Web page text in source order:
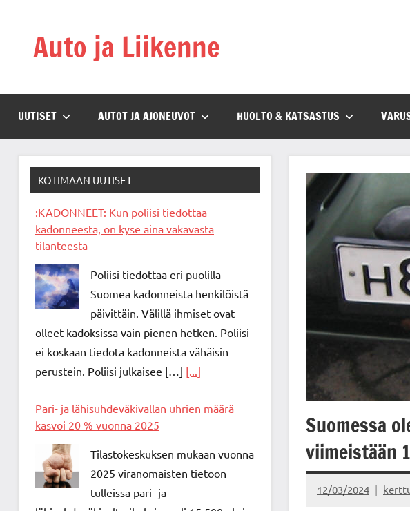
contentAuto ja Liikenne
UUTISET AUTOT JA AJONEUVOT HUOLTO & KATSASTUS
Suomessa
viimeistään
12/03/2024
KOTIMAAN UUTISET
:KADONNEET: Kun poliisi tiedottaa
kadonneesta, on kyse aina vakavasta
tilanteesta
Poliisi tiedottaa eri puolilla
Suomea kadonneista henkilöistä
päivittäin. Välillä ihmiset ovat
olleet kadoksissa vain pienen hetken. Poliisi
ei koskaan tiedota kadonneista vähäisin
perustein. Poliisi julkaisee […] [...]
Pari- ja lähisuhdeväkivallan uhrien määrä
kasvoi 20 % vuonna 2025
Tilastokeskuksen mukaan vuonna
2025 viranomaisten tietoon
tulleissa pari- ja